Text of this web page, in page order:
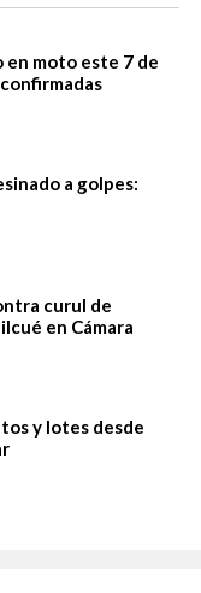
moto este 7 de
a golpes:
curul de
en Cámara
y lotes desde